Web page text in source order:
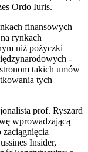
Ordo Iuris.
finansowych
rynkach
niż pożyczki
-
takich umów
tych
prof. Ryszard
wprowadzającą
zaciągnięcia
Insider,